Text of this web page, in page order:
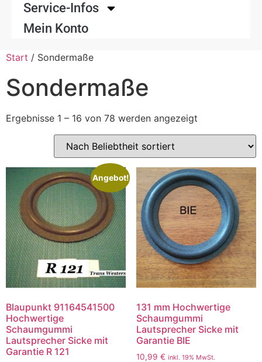
Service-Infos
Mein Konto
Start / Sondermaße
Sondermaße
Ergebnisse 1 – 16 von 78 werden angezeigt
Angebot!
Blaupunkt 91164541500
Hochwertige
Schaumgummi
Lautsprecher Sicke mit
Garantie R 121
131 mm Hochwertige
Schaumgummi
Lautsprecher Sicke mit
Garantie BIE
10,99 € inkl. 19% MwSt.